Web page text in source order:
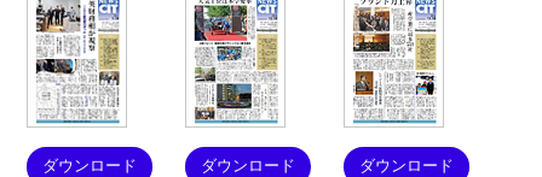
ダウンロード ダウンロード ダウンロード